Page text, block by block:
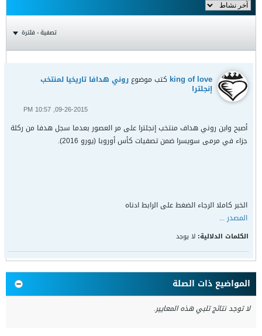
تصفية - فلترة
king of love كتب موضوعروني هدافا تاريخيا لمنتخب
إنجلترا
09-26-2015, 10:57 PM
أصبح واين روني هداف منتخب إنجلترا على مر العصور بعدما سجل هدفا من ركلة
جزاء في مرمى سويسرا ضمن تصفيات كأس أوروبا (يورو 2016).
الخبر كاملا الرجاء الضغط على الرابط ادناه
المصدر ...
الكلمات الدلالية: لا يوجد
المواضيع ذات الصلة
لا توجد نتائج تلبي هذه المعايير.